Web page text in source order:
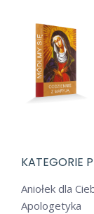
KATEGORIE
Aniołek dla
Apologetyka